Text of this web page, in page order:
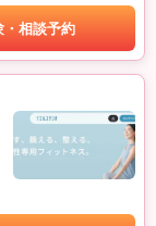
・相談予約